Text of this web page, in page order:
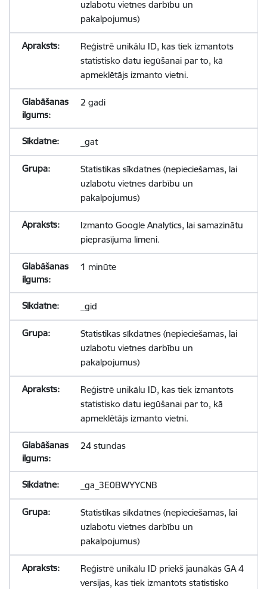
uzlabotu vietnes darbību un
pakalpojumus)
Reģistrē unikālu ID, kas tiek izmantots
statistisko datu iegūšanai par to, kā
apmeklētājs izmanto vietni.
2 gadi
_gat
Statistikas sīkdatnes (nepieciešamas, lai
uzlabotu vietnes darbību un
pakalpojumus)
Izmanto Google Analytics, lai samazinātu
pieprasījuma līmeni.
1 minūte
_gid
Statistikas sīkdatnes (nepieciešamas, lai
uzlabotu vietnes darbību un
pakalpojumus)
Reģistrē unikālu ID, kas tiek izmantots
statistisko datu iegūšanai par to, kā
apmeklētājs izmanto vietni.
24 stundas
_ga_3E0BWYYCNB
Statistikas sīkdatnes (nepieciešamas, lai
uzlabotu vietnes darbību un
pakalpojumus)
Reģistrē unikālu ID priekš jaunākās GA 4
versijas, kas tiek izmantots statistisko